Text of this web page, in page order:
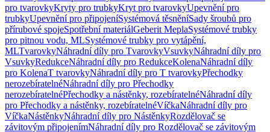
pro tvarovkyKryty pro trubkyKryt pro tvarovkyUpevnění pro
trubkyUpevnění pro připojeníSystémová těsněníSady šroubů pro
přírubové spojeSpotřební materiálGeberit MeplaSystémové trubky
pro pitnou vodu, MLSystémové trubky pro vytápění,
MLTvarovkyNáhradní díly pro TvarovkyVsuvkyNáhradní díly pro
VsuvkyRedukceNáhradní díly pro RedukceKolenaNáhradní díly
pro KolenaT tvarovkyNáhradní díly pro T tvarovkyPřechodky
nerozebíratelnéNáhradní díly pro Přechodky
nerozebíratelnéPřechodky a nástěnky, rozebíratelnéNáhradní díly
pro Přechodky a nástěnky, rozebíratelnéVíčkaNáhradní díly pro
VíčkaNástěnkyNáhradní díly pro NástěnkyRozdělovač se
závitovým připojenímNáhradní díly pro Rozdělovač se závitovým